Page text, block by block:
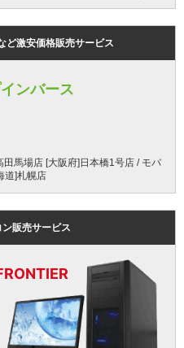
ど激安価格販売サービス
ンバース
馬場店 [大阪府]日本橋1号店 / モバ
道]札幌店
販売サービス